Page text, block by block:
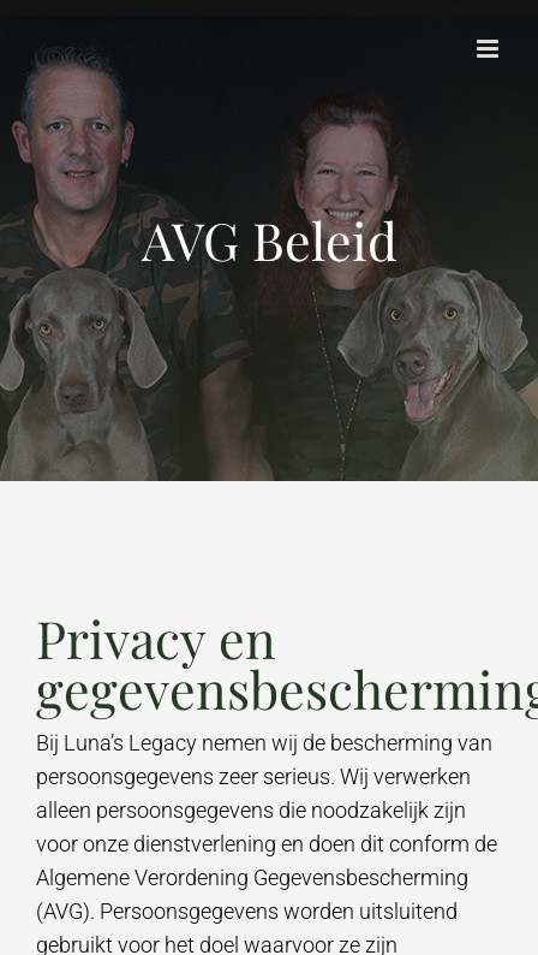
content
AVG Beleid
Privacy en
Bij Luna’s Legacy nemen wij de bescherming van
persoonsgegevens zeer serieus. Wij verwerken
alleen persoonsgegevens die noodzakelijk zijn
voor onze dienstverlening en doen dit conform de
Algemene Verordening Gegevensbescherming
(AVG). Persoonsgegevens worden uitsluitend
gebruikt voor het doel waarvoor ze zijn